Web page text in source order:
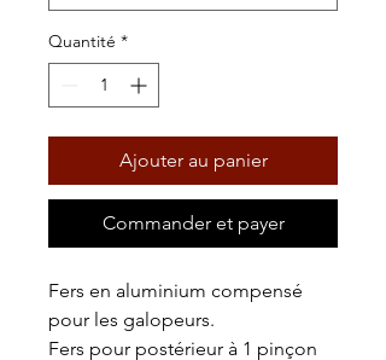
Quantité *
Ajouter au panier
Commander et payer
Fers en aluminium compensé
pour les galopeurs.
Fers pour postérieur à 1 pinçon